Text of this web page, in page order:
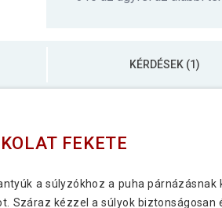
KÉRDÉSEK (1)
FEKETE
a súlyzókhoz a puha
Száraz kézzel a súlyok